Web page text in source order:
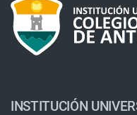
INSTITUCIÓN